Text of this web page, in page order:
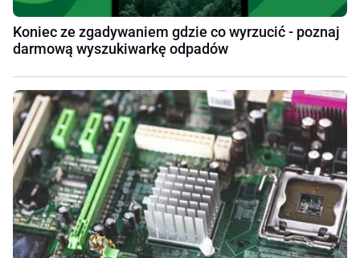
Koniec ze zgadywaniem gdzie co wyrzucić - poznaj
darmową wyszukiwarkę odpadów